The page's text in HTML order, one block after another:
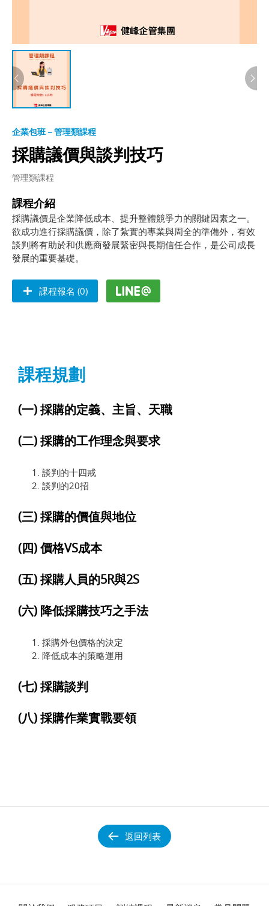
企業包班－管理類課程
採購議價與談判技巧
管理類課程
課程介紹
採購議價是企業降低成本、提升整體競爭力的關鍵因素之一。
欲成功進行採購議價，除了紮實的專業與周全的準備外，有效
談判將有助於和供應商發展緊密與長期信任合作，是公司成長
發展的重要基礎。
課程報名 (0)
課程規劃
(一) 採購的定義、主旨、天職
(二) 採購的工作理念與要求
談判的十四戒
談判的20招
(三) 採購的價值與地位
(四) 價格VS成本
(五) 採購人員的5R與2S
(六) 降低採購技巧之手法
採購外包價格的決定
降低成本的策略運用
(七) 採購談判
(八) 採購作業實戰要領
返回列表